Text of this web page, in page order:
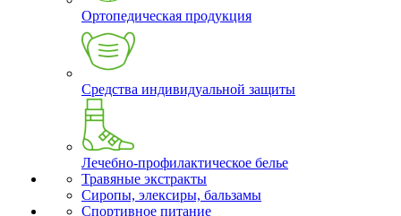
Ортопедическая продукция
Средства индивидуальной защиты
Лечебно-профилактическое белье
Травяные экстракты
Сиропы, элексиры, бальзамы
Спортивное питание